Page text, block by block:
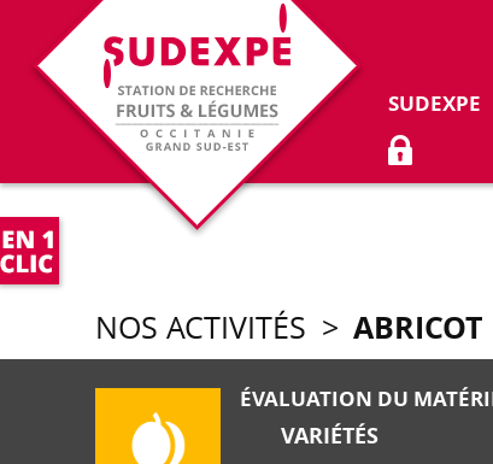
SUDEXPE
ACCÈS
NOS ACTIVITÉS > ABRICOT
ÉVALUATION DU
VARIÉTÉS